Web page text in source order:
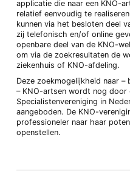
applicatie die naar een KNO-
relatief eenvoudig te
kunnen via het besloten deel
zij telefonisch en/of online
openbare deel van de KNO-
om via de zoekresultaten de
ziekenhuis of KNO-afdeling.
Deze zoekmogelijkheid naar
– KNO-artsen wordt nog door
Specialistenvereniging in
aangeboden. De KNO-
professioneler naar haar
openstellen.